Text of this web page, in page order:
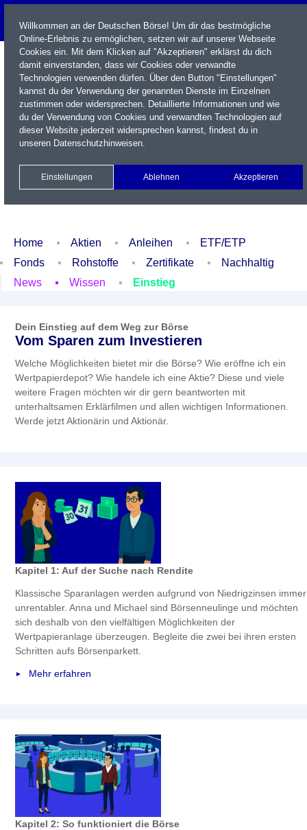
Name / WKN / ISIN / Kürzel
Newsletter Kontakt
Xetra Realtime
Watchlist Portfolio Login
Home Aktien Anleihen
ETF/ETP
Fonds
Rohstoffe Zertifikate
Nachhaltig
News
Wissen Einstieg
Dein Einstieg auf dem Weg zur Börse
Vom Sparen zum Investieren
Welche Möglichkeiten bietet mir die Börse? Wie eröffne ich ein
Wertpapierdepot? Wie handele ich eine Aktie? Diese und viele
weitere Fragen möchten wir dir gern beantworten mit
unterhaltsamen Erklärfilmen und allen wichtigen Informationen.
Werde jetzt Aktionärin und Aktionär.
Kapitel 1: Auf der Suche nach Rendite
Klassische Sparanlagen werden aufgrund von Niedrigzinsen immer
unrentabler. Anna und Michael sind Börsenneulinge und möchten
sich deshalb von den vielfältigen Möglichkeiten der
Wertpapieranlage überzeugen. Begleite die zwei bei ihren ersten
Schritten aufs Börsenparkett.
Mehr erfahren
Kapitel 2: So funktioniert die Börse
Willkommen an der Deutschen Börse! Um dir das bestmögliche
Online-Erlebnis zu ermöglichen, setzen wir auf unserer Webseite
Cookies ein. Mit dem Klicken auf "Akzeptieren" erklärst du dich
damit einverstanden, dass wir Cookies oder verwandte
Technologien verwenden dürfen. Über den Button "Einstellungen"
kannst du der Verwendung der genannten Dienste im Einzelnen
zustimmen oder widersprechen. Detaillierte Informationen und wie
du der Verwendung von Cookies und verwandten Technologien auf
dieser Website jederzeit widersprechen kannst, findest du in
unseren Datenschutzhinweisen.
Einstellungen Ablehnen Akzeptieren